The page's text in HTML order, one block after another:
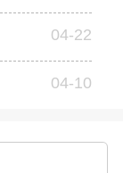
04-22
04-10